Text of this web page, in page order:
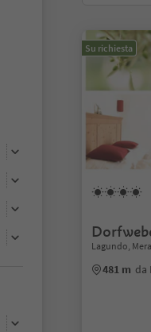
Su richiesta
Lagundo,
481 m da